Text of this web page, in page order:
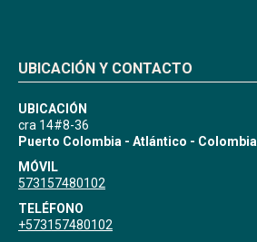
UBICACIÓN Y CONTACTO
UBICACIÓN
cra 14#8-36
Puerto Colombia - Atlántico - Colombia
MÓVIL
573157480102
TELÉFONO
+573157480102